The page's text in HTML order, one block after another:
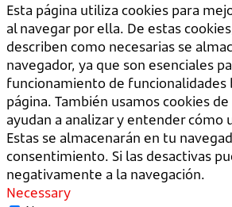
Esta página utiliza cookies para
al navegar por ella. De estas
describen como necesarias se
navegador, ya que son esenciales
funcionamiento de funcionalidades
página. También usamos cookies
ayudan a analizar y entender cómo
Estas se almacenarán en tu
consentimiento. Si las desactivas
negativamente a la navegación.
Necessary